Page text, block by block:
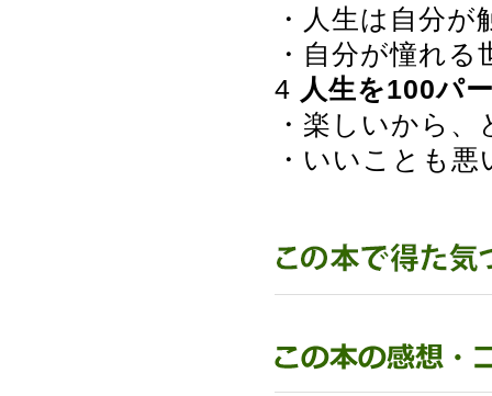
・人生は自分
・自分が憧れ
4 人生を100パ
・楽しいから
・いいことも